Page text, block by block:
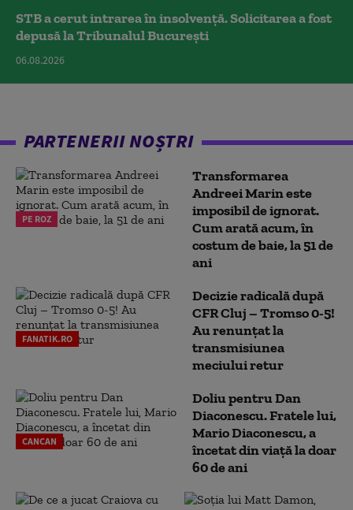
STB a cerut intrarea în insolvență. Solicitarea a fost
depusă la Tribunalul București
06.08.2026
PARTENERII NOȘTRI
PE ROZ
Transformarea
Andreei Marin este
imposibil de ignorat.
Cum arată acum, în
costum de baie, la 51 de
ani
FANATIK.RO
Decizie radicală după
CFR Cluj – Tromso 0-5!
Au renunțat la
transmisiunea
meciului retur
CANCAN
Doliu pentru Dan
Diaconescu. Fratele lui,
Mario Diaconescu, a
încetat din viață la doar
60 de ani